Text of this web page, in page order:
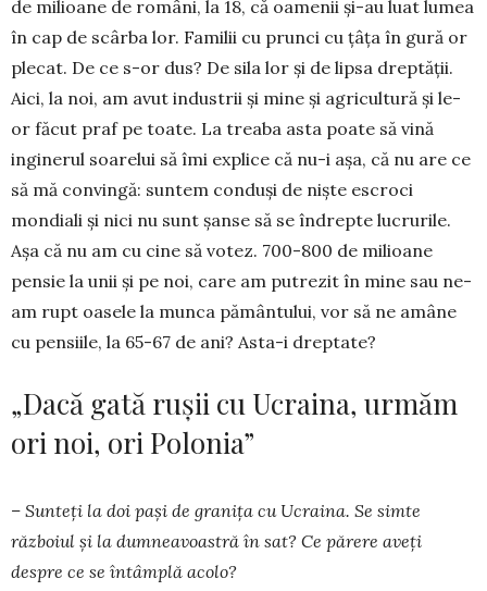
de milioane de români, la 18, că oamenii și-au luat lumea
în cap de scârba lor. Familii cu prunci cu țâța în gură or
plecat. De ce s-or dus? De sila lor și de lipsa dreptății.
Aici, la noi, am avut industrii și mine și agricultură și le-
or făcut praf pe toate. La treaba asta poate să vină
inginerul soarelui să îmi explice că nu-i așa, că nu are ce
să mă convingă: suntem conduși de niște escroci
mondiali și nici nu sunt șanse să se îndrepte lucrurile.
Așa că nu am cu cine să votez. 700-800 de milioane
pensie la unii și pe noi, care am putrezit în mine sau ne-
am rupt oasele la munca pământului, vor să ne amâne
cu pensiile, la 65-67 de ani? Asta-i dreptate?
„Dacă gată rușii cu Ucraina, urmăm
ori noi, ori Polonia”
– Sunteți la doi pași de granița cu Ucraina. Se simte
războiul și la dumneavoastră în sat? Ce părere aveți
despre ce se întâmplă acolo?